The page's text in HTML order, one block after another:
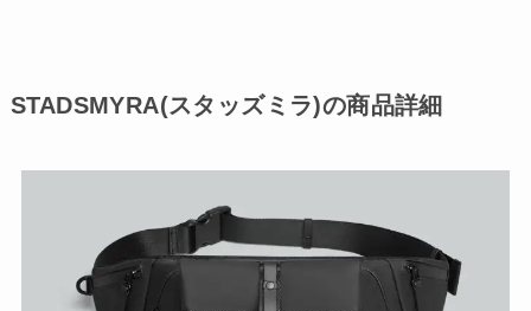
STADSMYRA(スタッズミラ)の商品詳細